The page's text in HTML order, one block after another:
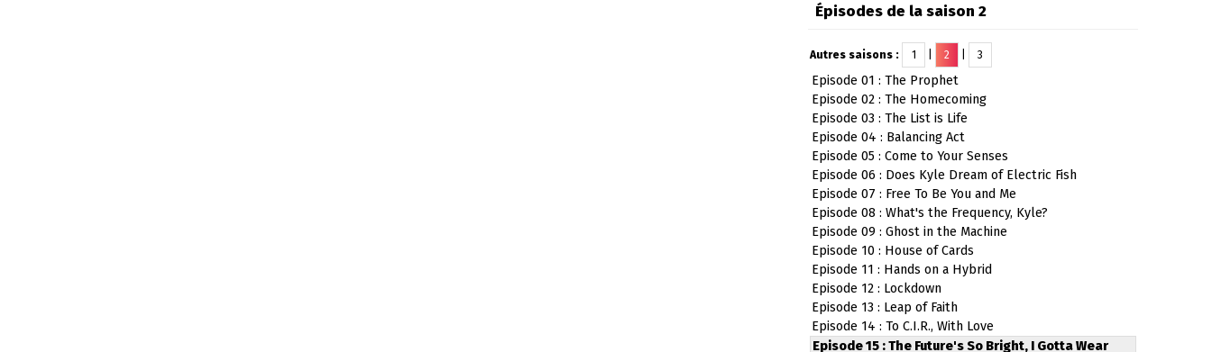
Épisodes de la saison 2
Autres saisons : 1 2 3
Episode 01 : The Prophet
Episode 02 : The Homecoming
Episode 03 : The List is Life
Episode 04 : Balancing Act
Episode 05 : Come to Your Senses
Episode 06 : Does Kyle Dream of Electric Fish
Episode 07 : Free To Be You and Me
Episode 08 : What's the Frequency, Kyle?
Episode 09 : Ghost in the Machine
Episode 10 : House of Cards
Episode 11 : Hands on a Hybrid
Episode 12 : Lockdown
Episode 13 : Leap of Faith
Episode 14 : To C.I.R., With Love
Episode 15 : The Future's So Bright, I Gotta Wear